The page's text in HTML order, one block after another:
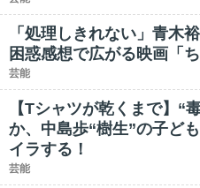
「処理しきれない」青木
困惑感想で広がる映画「
芸能
【Tシャツが乾くまで】“
か、中島歩“樹生”の子ど
イラする！
芸能